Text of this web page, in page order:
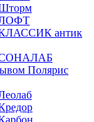
ЛОФТ
КЛАССИК антик
СОНАЛАБ
Полярис